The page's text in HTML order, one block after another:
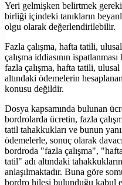
Yeri gelmişken belirtmek
birliği içindeki tanıkların
olgu olarak değerlendirilebilir.
Fazla çalışma, hafta tatili,
çalışma iddiasının
fazla çalışma, hafta tatili,
altındaki ödemelerin
konusu değildir.
Dosya kapsamında bulunan
bordrolarda ücretin, fazla
tatil tahakkukları ve bunun
ödemelerle, sonuç olarak
bordroda "fazla çalışma",
tatil" adı altındaki
anlaşılmaktadır. Buna göre
bordro hilesi bulunduğu kabul